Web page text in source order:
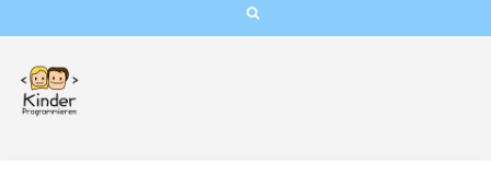
content